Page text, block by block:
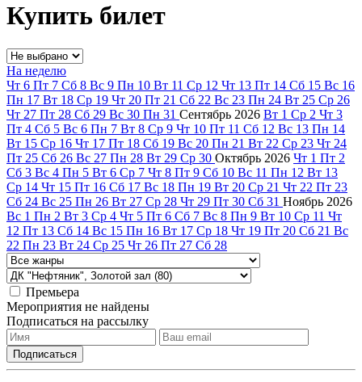
Купить билет
На неделю
Чт 6 Пт 7 Сб 8 Вс 9 Пн 10 Вт 11 Ср 12 Чт 13 Пт 14 Сб 15 Вс 16
Пн 17 Вт 18 Ср 19 Чт 20 Пт 21 Сб 22 Вс 23 Пн 24 Вт 25 Ср 26
Чт 27 Пт 28 Сб 29 Вс 30 Пн 31 Сентябрь 2026 Вт 1 Ср 2 Чт 3
Пт 4 Сб 5 Вс 6 Пн 7 Вт 8 Ср 9 Чт 10 Пт 11 Сб 12 Вс 13 Пн 14
Вт 15 Ср 16 Чт 17 Пт 18 Сб 19 Вс 20 Пн 21 Вт 22 Ср 23 Чт 24
Пт 25 Сб 26 Вс 27 Пн 28 Вт 29 Ср 30 Октябрь 2026 Чт 1 Пт 2
Сб 3 Вс 4 Пн 5 Вт 6 Ср 7 Чт 8 Пт 9 Сб 10 Вс 11 Пн 12 Вт 13
Ср 14 Чт 15 Пт 16 Сб 17 Вс 18 Пн 19 Вт 20 Ср 21 Чт 22 Пт 23
Сб 24 Вс 25 Пн 26 Вт 27 Ср 28 Чт 29 Пт 30 Сб 31 Ноябрь 2026
Вс 1 Пн 2 Вт 3 Ср 4 Чт 5 Пт 6 Сб 7 Вс 8 Пн 9 Вт 10 Ср 11 Чт
12 Пт 13 Сб 14 Вс 15 Пн 16 Вт 17 Ср 18 Чт 19 Пт 20 Сб 21 Вс
22 Пн 23 Вт 24 Ср 25 Чт 26 Пт 27 Сб 28
Премьера
Мероприятия не найдены
Подписаться на рассылку